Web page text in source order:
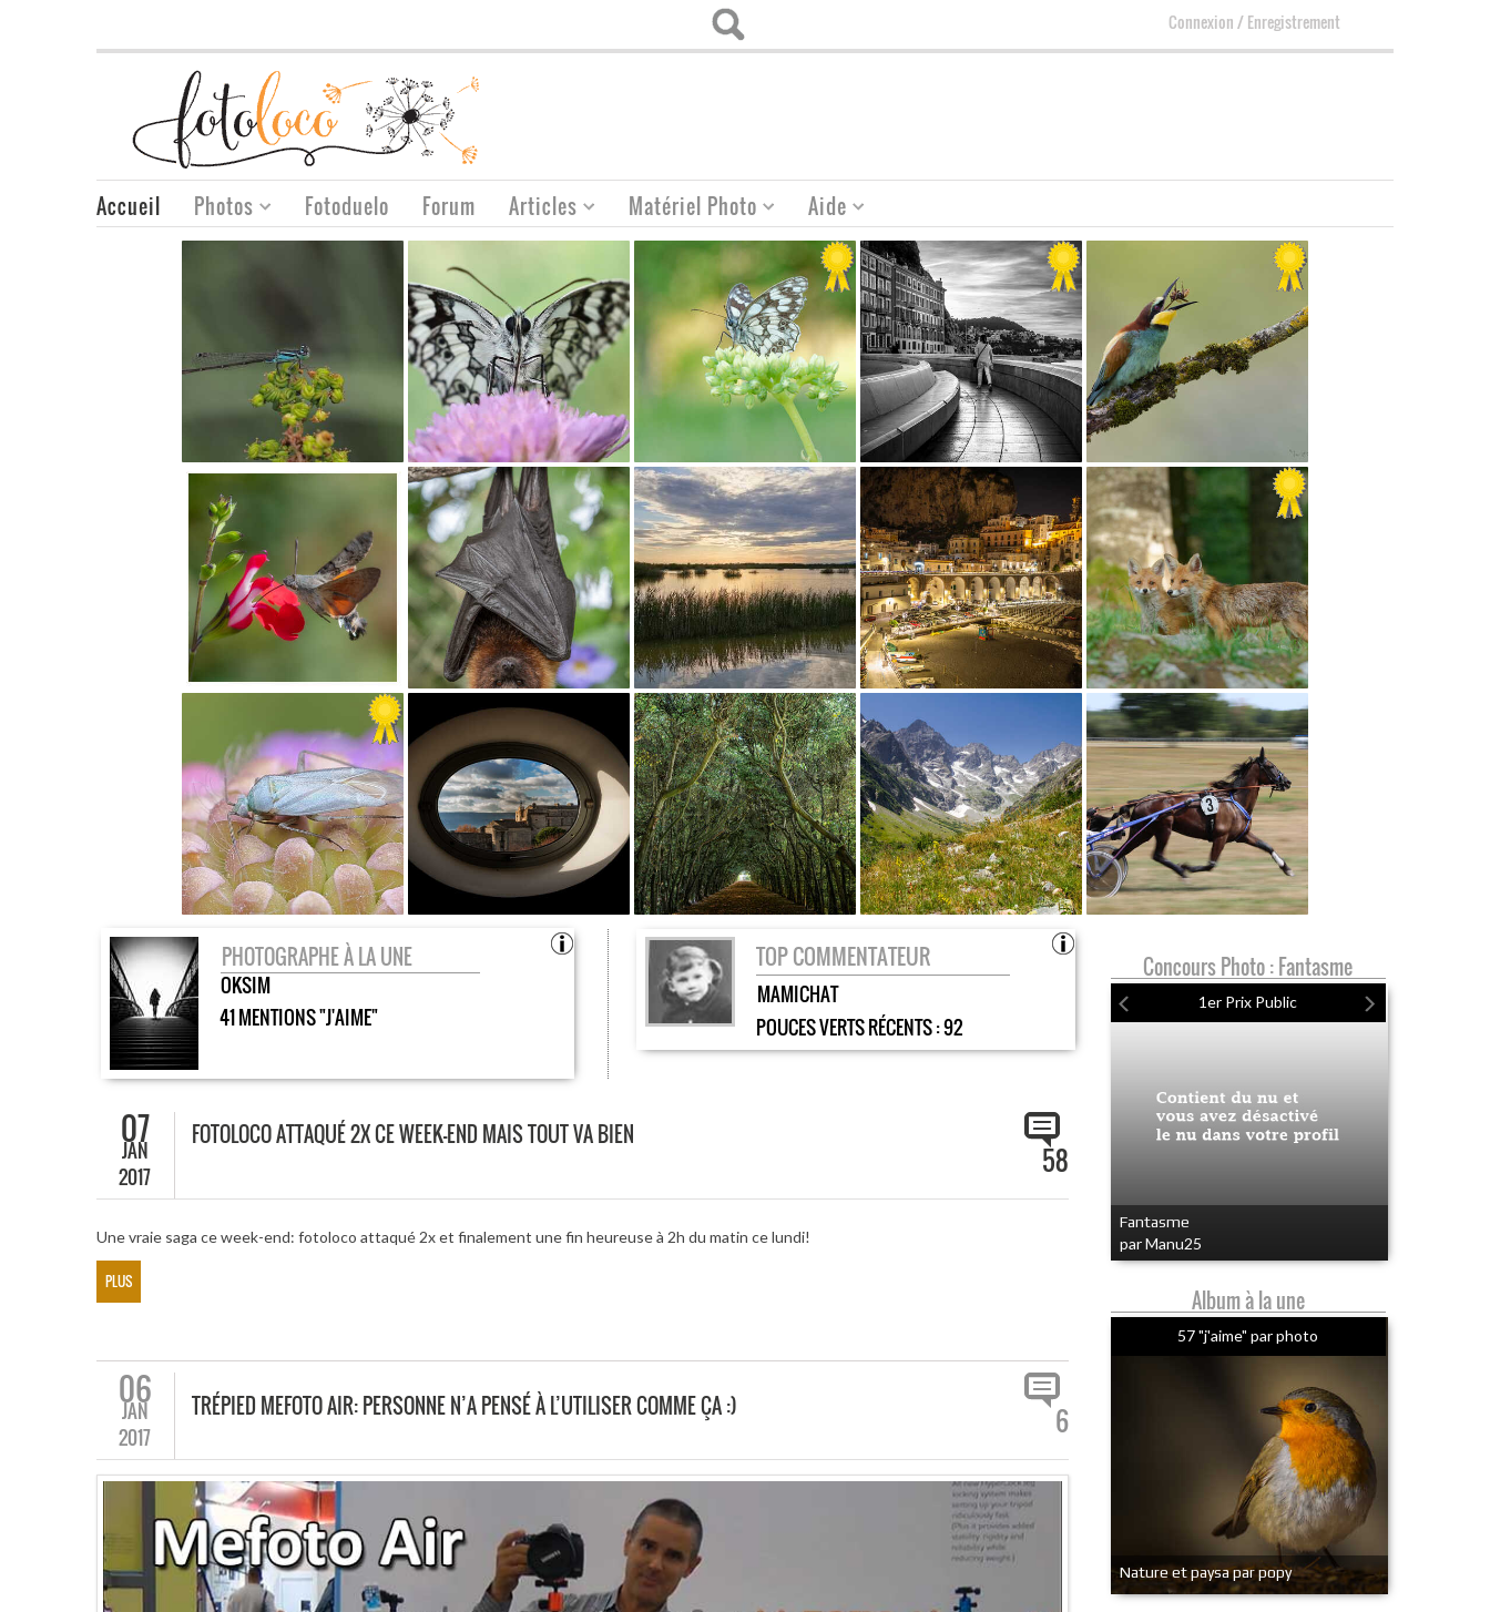
Connexion/Enregistrement
Accueil Photos Fotoduelo Forum Articles Matériel Photo Aide
PHOTOGRAPHE À LA UNE
OKSIM
41 MENTIONS "J'AIME"
TOP COMMENTATEUR
MAMICHAT
POUCES VERTS RÉCENTS :92
07
JAN
2017
FOTOLOCO ATTAQUÉ 2X CE WEEK-END MAIS TOUT VA BIEN
58
Une vraie saga ce week-end: fotoloco attaqué 2x et finalement une fin heureuse à 2h du matin ce lundi!
PLUS
06
JAN
2017
TRÉPIED MEFOTO AIR: PERSONNE N’A PENSÉ À L’UTILISER COMME ÇA :) 6
Concours Photo : Fantasme
1er Prix Public
Fantasme
par Manu25
Album à la une
57 "j'aime" par photo
Nature et paysa par popy